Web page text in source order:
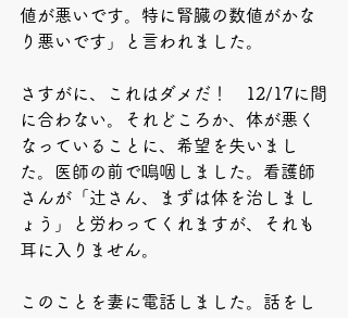
値が悪いです。特に腎臓の数値がかな
り悪いです」と言われました。
さすがに、これはダメだ！　12/17に間
に合わない。それどころか、体が悪く
なっていることに、希望を失いまし
た。医師の前で嗚咽しました。看護師
さんが「辻さん、まずは体を治しまし
ょう」と労わってくれますが、それも
耳に入りません。
このことを妻に電話しました。話をし